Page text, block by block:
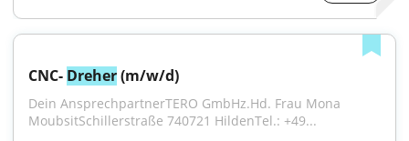
CNC- Dreher (m/w/d)
Dein AnsprechpartnerTERO GmbHz.Hd. Frau Mona
MoubsitSchillerstraße 740721 HildenTel.: +49...